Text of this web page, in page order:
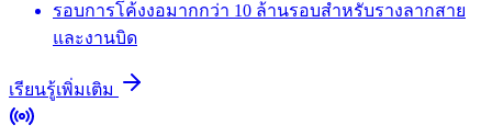
รอบการโค้งงอมากกว่า 10 ล้านรอบสำหรับรางลากสาย
และงานบิด
เรียนรู้เพิ่มเติม